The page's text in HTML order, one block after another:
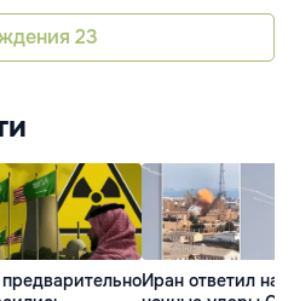
23
Иран ответил на